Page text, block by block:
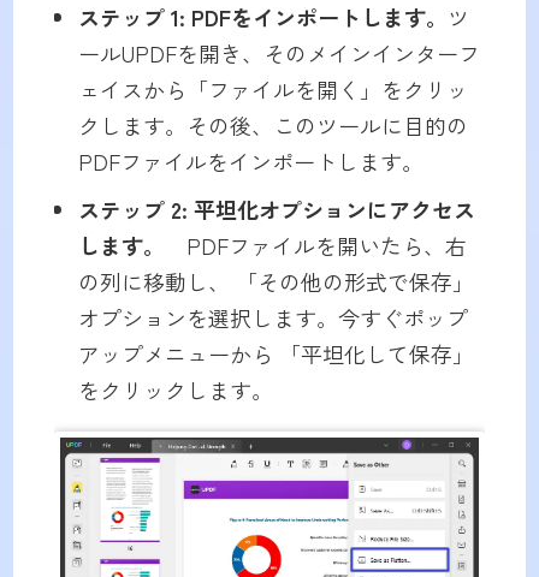
ステップ 1: PDFをインポートします。 ツ
ールUPDFを開き、そのメインインターフ
ェイスから「ファイルを開く」をクリッ
クします。その後、このツールに目的の
PDFファイルをインポートします。
ステップ 2: 平坦化オプションにアクセス
します。 PDFファイルを開いたら、右
の列に移動し、 「その他の形式で保存」
オプションを選択します。今すぐポップ
アップメニューから 「平坦化して保存」
をクリックします。